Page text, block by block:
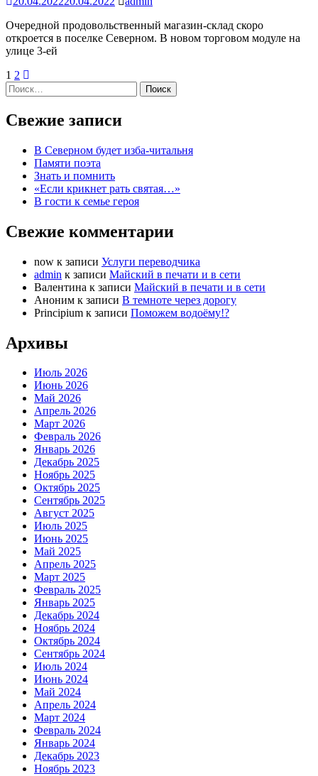
Очередной продовольственный магазин-склад скоро
откроется в поселке Северном. В новом торговом модуле на
улице 3-ей
1 2
Найти:
Свежие записи
В Северном будет изба-читальня
Памяти поэта
Знать и помнить
«Если крикнет рать святая…»
В гости к семье героя
Свежие комментарии
now к записи Услуги переводчика
admin к записи Майский в печати и в сети
Валентина к записи Майский в печати и в сети
Аноним к записи В темноте через дорогу
Principium к записи Поможем водоёму!?
Архивы
Июль 2026
Июнь 2026
Май 2026
Апрель 2026
Март 2026
Февраль 2026
Январь 2026
Декабрь 2025
Ноябрь 2025
Октябрь 2025
Сентябрь 2025
Август 2025
Июль 2025
Июнь 2025
Май 2025
Апрель 2025
Март 2025
Февраль 2025
Январь 2025
Декабрь 2024
Ноябрь 2024
Октябрь 2024
Сентябрь 2024
Июль 2024
Июнь 2024
Май 2024
Апрель 2024
Март 2024
Февраль 2024
Январь 2024
Декабрь 2023
Ноябрь 2023